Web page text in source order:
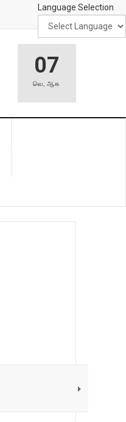
Language Selection
07
வெ,ஆக